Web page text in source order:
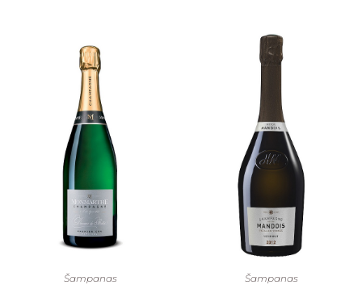
Šampanas Šampanas